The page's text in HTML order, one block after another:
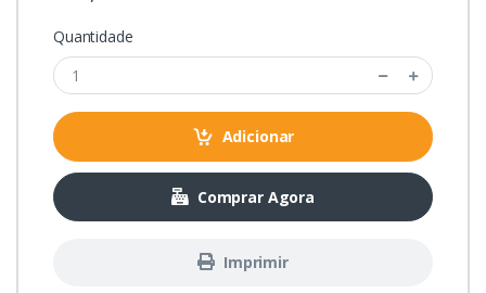
Quantidade
Adicionar
Comprar Agora
Imprimir